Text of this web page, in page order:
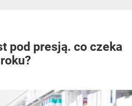
pod presją. co czeka